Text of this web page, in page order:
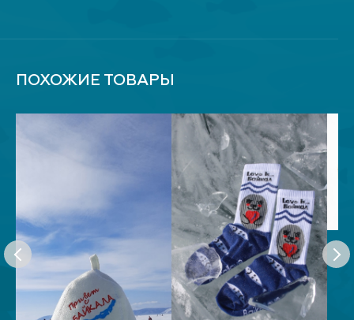
ПОХОЖИЕ ТОВАРЫ